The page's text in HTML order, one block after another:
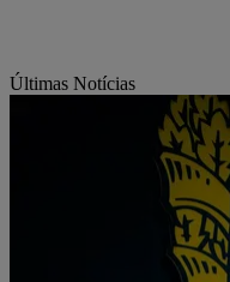
Últimas Notícias